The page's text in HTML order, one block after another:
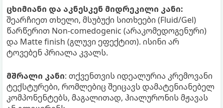
ცხიმიანი და აკნესკენ მიდრეკილი კანი:
შეარჩიეთ თხელი, მსუბუქი სითხეები (Fluid/Gel)
წარწერით Non-comedogenic (არაკომედოგენური)
და Matte finish (გლუვი ეფექტით). ისინი არ
ტოვებენ პრიალა კვალს.
მშრალი კანი: თქვენთვის იდეალურია კრემოვანი
ტექსტურები, რომლებიც შეიცავს დამატენიანებელ
კომპონენტებს, მაგალითად, ჰიალურონის მჟავას